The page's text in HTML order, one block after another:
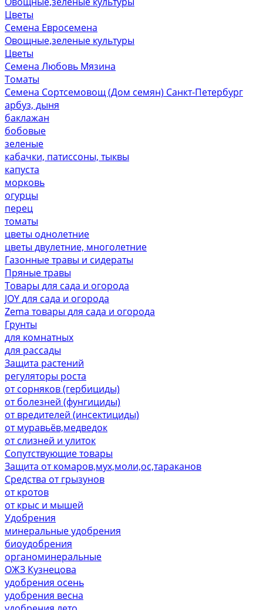
Цветы
Семена Евросемена
Овощные,зеленые культуры
Цветы
Семена Любовь Мязина
Томаты
Семена Сортсемовощ (Дом семян) Санкт-Петербург
арбуз, дыня
баклажан
бобовые
зеленые
кабачки, патиссоны, тыквы
капуста
морковь
огурцы
перец
томаты
цветы однолетние
цветы двулетние, многолетние
Газонные травы и сидераты
Пряные травы
Товары для сада и огорода
JOY для сада и огорода
Zema товары для сада и огорода
Грунты
для комнатных
для рассады
Защита растений
регуляторы роста
от сорняков (гербициды)
от болезней (фунгициды)
от вредителей (инсектициды)
от муравьёв,медведок
от слизней и улиток
Сопутствующие товары
Защита от комаров,мух,моли,ос,тараканов
Средства от грызунов
от кротов
от крыс и мышей
Удобрения
минеральные удобрения
биоудобрения
органоминеральные
ОЖЗ Кузнецова
удобрения осень
удобрения весна